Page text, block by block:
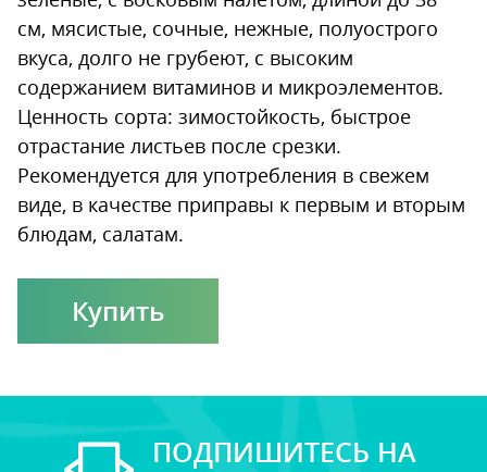
см, мясистые, сочные, нежные, полуострого
вкуса, долго не грубеют, с высоким
содержанием витаминов и микроэлементов.
Ценность сорта: зимостойкость, быстрое
отрастание листьев после срезки.
Рекомендуется для употребления в свежем
виде, в качестве приправы к первым и вторым
блюдам, салатам.
Купить
ПОДПИШИТЕСЬ НА